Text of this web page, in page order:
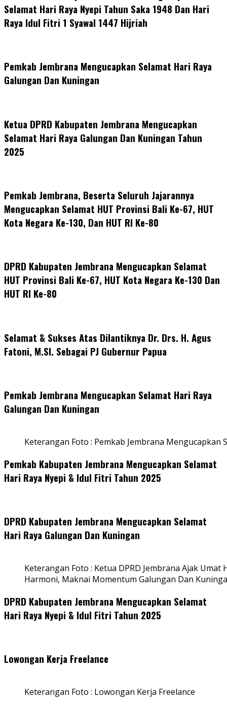
Selamat Hari Raya Nyepi Tahun Saka 1948 Dan Hari
Raya Idul Fitri 1 Syawal 1447 Hijriah
Pemkab Jembrana Mengucapkan Selamat Hari Raya
Galungan Dan Kuningan
Ketua DPRD Kabupaten Jembrana Mengucapkan
Selamat Hari Raya Galungan Dan Kuningan Tahun
2025
Pemkab Jembrana, Beserta Seluruh Jajarannya
Mengucapkan Selamat HUT Provinsi Bali Ke-67, HUT
Kota Negara Ke-130, Dan HUT RI Ke-80
DPRD Kabupaten Jembrana Mengucapkan Selamat
HUT Provinsi Bali Ke-67, HUT Kota Negara Ke-130 Dan
HUT RI Ke-80
Selamat & Sukses Atas Dilantiknya Dr. Drs. H. Agus
Fatoni, M.SI. Sebagai PJ Gubernur Papua
Pemkab Jembrana Mengucapkan Selamat Hari Raya
Galungan Dan Kuningan
Keterangan Foto : Pemkab Jembrana Mengucapkan
Pemkab Kabupaten Jembrana Mengucapkan Selamat
Hari Raya Nyepi & Idul Fitri Tahun 2025
DPRD Kabupaten Jembrana Mengucapkan Selamat
Hari Raya Galungan Dan Kuningan
Keterangan Foto : Ketua DPRD Jembrana Ajak
Harmoni, Maknai Momentum Galungan Dan
DPRD Kabupaten Jembrana Mengucapkan Selamat
Hari Raya Nyepi & Idul Fitri Tahun 2025
Lowongan Kerja Freelance
Keterangan Foto : Lowongan Kerja Freelance